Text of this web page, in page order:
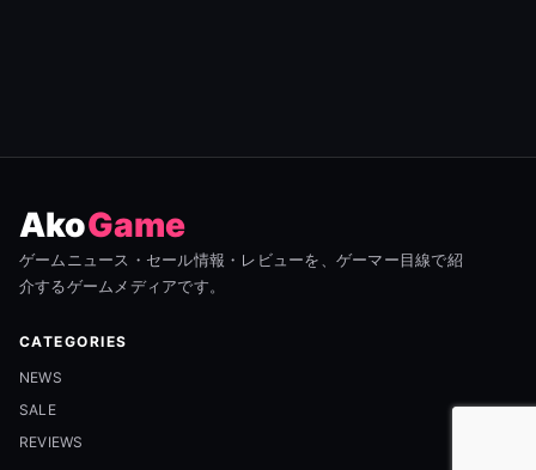
AkoGame
ゲームニュース・セール情報・レビューを、ゲーマー目線で紹
介するゲームメディアです。
CATEGORIES
NEWS
SALE
REVIEWS